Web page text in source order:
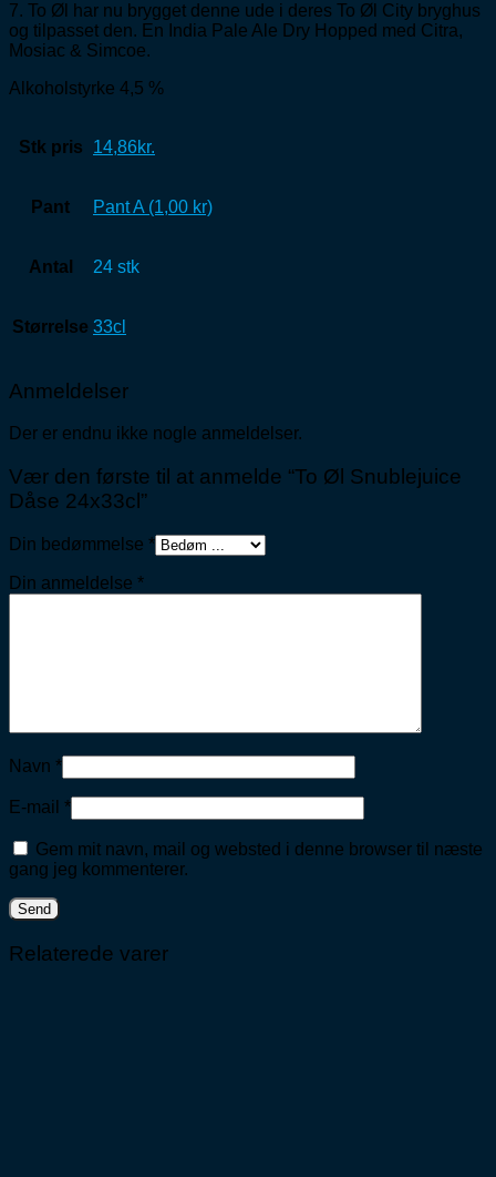
7. To Øl har nu brygget denne ude i deres To Øl City bryghus
og tilpasset den. En India Pale Ale Dry Hopped med Citra,
Mosiac & Simcoe.
Alkoholstyrke 4,5 %
Stk pris 14,86kr.
Pant Pant A (1,00 kr)
Antal 24 stk
Størrelse 33cl
Anmeldelser
Der er endnu ikke nogle anmeldelser.
Vær den første til at anmelde “To Øl Snublejuice
Dåse 24x33cl”
Din bedømmelse *
Din anmeldelse *
Navn *
E-mail *
Gem mit navn, mail og websted i denne browser til næste
gang jeg kommenterer.
Relaterede varer